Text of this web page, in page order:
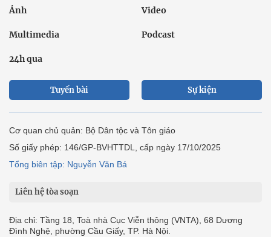
Ảnh Video
Multimedia Podcast
24h qua
Tuyến bài Sự kiện
Cơ quan chủ quản: Bộ Dân tộc và Tôn giáo
Số giấy phép: 146/GP-BVHTTDL, cấp ngày 17/10/2025
Tổng biên tập: Nguyễn Văn Bá
Liên hệ tòa soạn
Địa chỉ: Tầng 18, Toà nhà Cục Viễn thông (VNTA), 68 Dương
Đình Nghệ, phường Cầu Giấy, TP. Hà Nội.